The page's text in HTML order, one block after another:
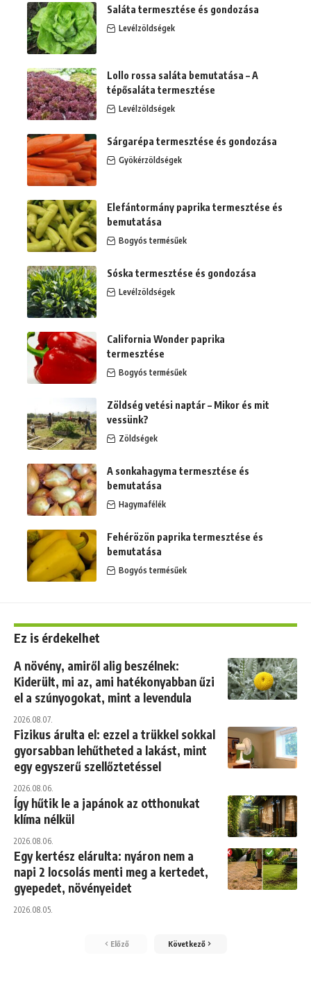
Saláta termesztése és gondozása
Levélzöldségek
Lollo rossa saláta bemutatása – A
tépősaláta termesztése
Levélzöldségek
Sárgarépa termesztése és gondozása
Gyökérzöldségek
Elefántormány paprika termesztése és
bemutatása
Bogyós termésűek
Sóska termesztése és gondozása
Levélzöldségek
California Wonder paprika
termesztése
Bogyós termésűek
Zöldség vetési naptár – Mikor és mit
vessünk?
Zöldségek
A sonkahagyma termesztése és
bemutatása
Hagymafélék
Fehérözön paprika termesztése és
bemutatása
Bogyós termésűek
Ez is érdekelhet
A növény, amiről alig beszélnek:
Kiderült, mi az, ami hatékonyabban űzi
el a szúnyogokat, mint a levendula
2026.08.07.
Fizikus árulta el: ezzel a trükkel sokkal
gyorsabban lehűtheted a lakást, mint
egy egyszerű szellőztetéssel
2026.08.06.
Így hűtik le a japánok az otthonukat
klíma nélkül
2026.08.06.
Egy kertész elárulta: nyáron nem a
napi 2 locsolás menti meg a kertedet,
gyepedet, növényeidet
2026.08.05.
Előző Következő